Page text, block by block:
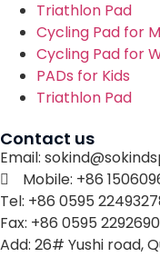
Triathlon Pad
Cycling Pad for
Cycling Pad for
PADs for Kids
Triathlon Pad
Contact us
Email:
Mobile: +86
Tel: +86 0595
Fax: +86 0595
Add: 26# Yushi road,